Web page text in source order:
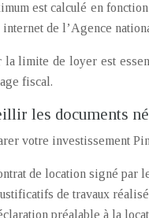
est calculé en
de l’Agence
la limite de loyer est
fiscal.
les documents
votre investissement
de location signé par
de travaux
préalable à la